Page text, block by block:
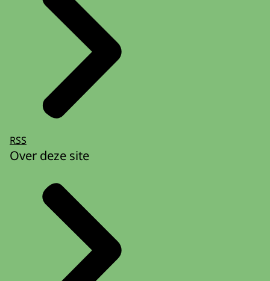
RSS
Over deze site